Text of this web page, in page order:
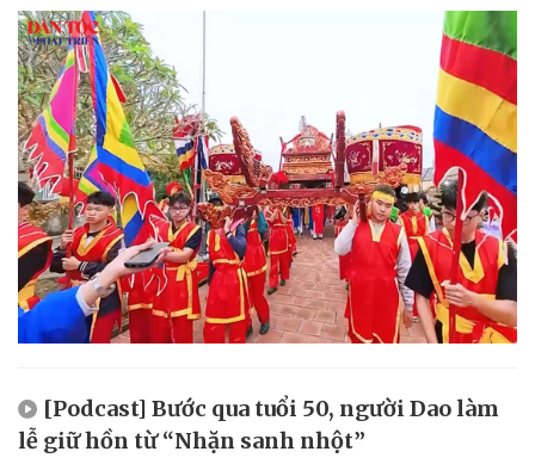
[Podcast] Bước qua tuổi 50, người Dao làm
lễ giữ hồn từ “Nhặn sanh nhột”